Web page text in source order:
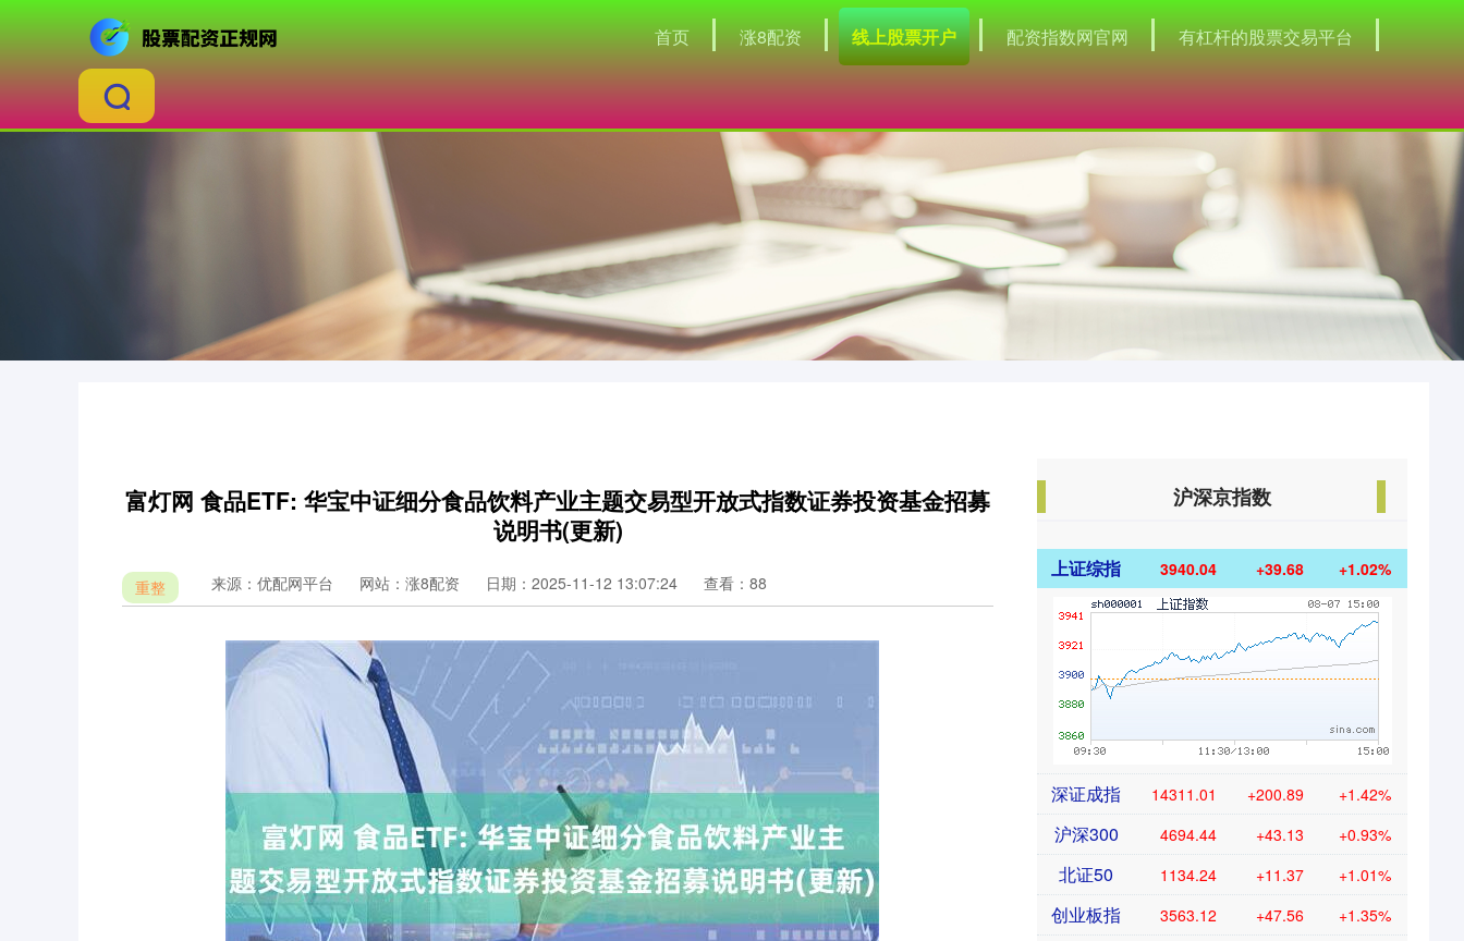
首页 涨8配资 线上股票开户 配资指数网官网 有杠杆的股票交易平台
富灯网 食品ETF: 华宝中证细分食品饮料产业主题交易型开放式指数证券投资基金招募
说明书(更新)
重整 来源：优配网平台 网站：涨8配资 日期：2025-11-12 13:07:24 查看：88
沪深京指数
上证综指 3940.04 +39.68 +1.02%
深证成指 14311.01 +200.89 +1.42%
沪深300 4694.44 +43.13 +0.93%
北证50 1134.24 +11.37 +1.01%
创业板指 3563.12 +47.56 +1.35%